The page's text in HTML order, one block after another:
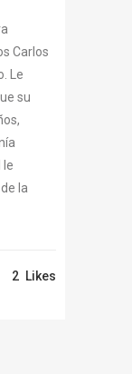
Carlos
Le
su
le
la
2 Likes